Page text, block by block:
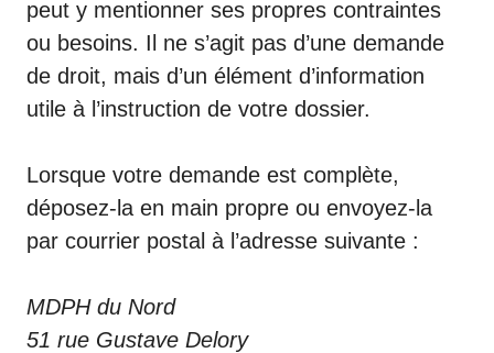
peut y mentionner ses propres contraintes
ou besoins. Il ne s’agit pas d’une demande
de droit, mais d’un élément d’information
utile à l’instruction de votre dossier.
Lorsque votre demande est complète,
déposez-la en main propre ou envoyez-la
par courrier postal à l’adresse suivante :
MDPH du Nord
51 rue Gustave Delory